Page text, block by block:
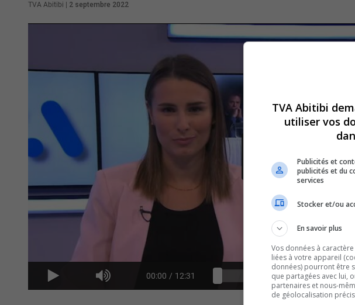
TVA Abitibi 2 septembre 2022
00:00 / 12:31
TVA Abitibi
utiliser vos
Publicités et
publicités et du
services
Stocker et/ou
En savoir plus
Vos données à
liées à votre appareil
données) pourront être
que partagées avec lui,
partenaires et nous-
de géolocalisation